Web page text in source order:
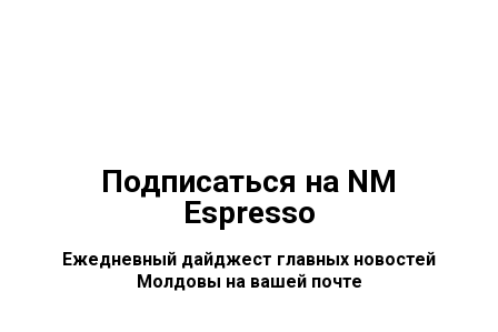
Подписаться на NM
Espresso
Ежедневный дайджест главных новостей
Молдовы на вашей почте